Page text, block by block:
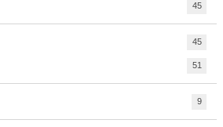
45
45
51
9